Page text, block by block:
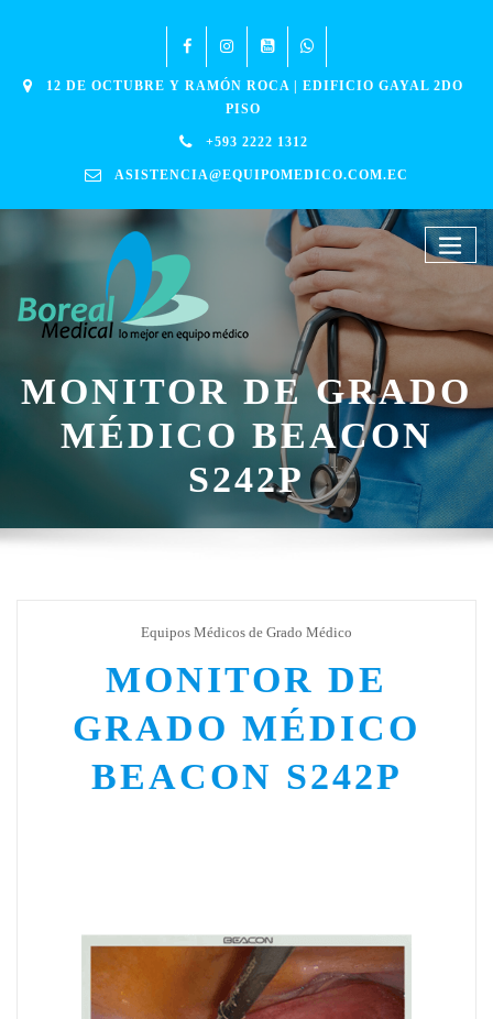
12 DE OCTUBRE Y RAMÓN ROCA | EDIFICIO GAYAL 2DO
PISO
+593 2222 1312
ASISTENCIA@EQUIPOMEDICO.COM.EC
MONITOR DE GRADO
MÉDICO BEACON
S242P
Equipos Médicos de Grado Médico
MONITOR DE
GRADO MÉDICO
BEACON S242P